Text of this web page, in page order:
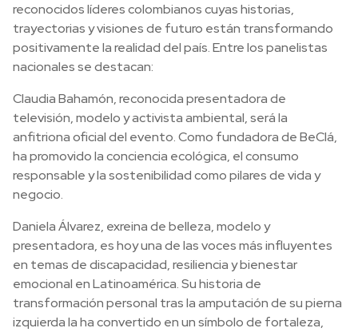
reconocidos líderes colombianos cuyas historias,
trayectorias y visiones de futuro están transformando
positivamente la realidad del país. Entre los panelistas
nacionales se destacan:
Claudia Bahamón, reconocida presentadora de
televisión, modelo y activista ambiental, será la
anfitriona oficial del evento. Como fundadora de BeClá,
ha promovido la conciencia ecológica, el consumo
responsable y la sostenibilidad como pilares de vida y
negocio.
Daniela Álvarez, exreina de belleza, modelo y
presentadora, es hoy una de las voces más influyentes
en temas de discapacidad, resiliencia y bienestar
emocional en Latinoamérica. Su historia de
transformación personal tras la amputación de su pierna
izquierda la ha convertido en un símbolo de fortaleza,